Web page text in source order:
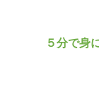
５分で身